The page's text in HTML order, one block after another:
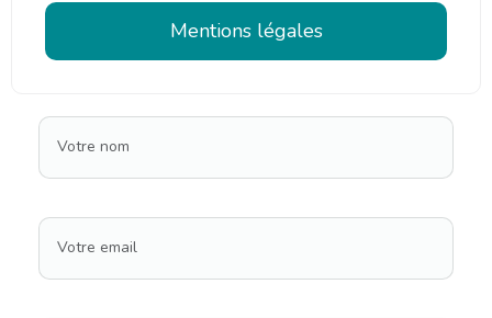
Mentions légales
Votre nom
Votre email